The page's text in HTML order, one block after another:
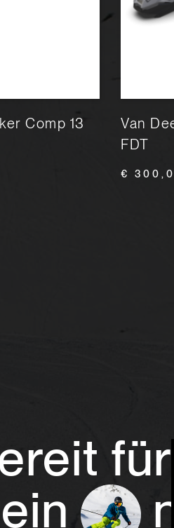
Comp 13
Van
FDT
€
für
ein